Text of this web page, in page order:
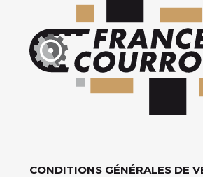
CONDITIONS GÉNÉRALES DE